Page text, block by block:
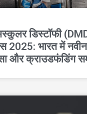
डिस्टॉफी
2025: भारत में
और क्राउडफंडिंग